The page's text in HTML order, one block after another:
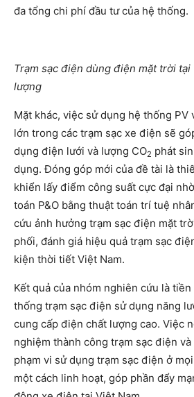
đa tổng chi phí đầu tư của hệ thống.
Trạm sạc điện dùng điện mặt trời tại
lượng
Mặt khác, việc sử dụng hệ thống PV
lớn trong các trạm sạc xe điện sẽ
dụng điện lưới và lượng CO2 phát
dụng. Đóng góp mới của đề tài là
khiển lấy điểm công suất cực đại
toán P&O bằng thuật toán trí tuệ
cứu ảnh hưởng trạm sạc điện mặt
phối, đánh giá hiệu quả trạm sạc
kiện thời tiết Việt Nam.
Kết quả của nhóm nghiên cứu là
thống trạm sạc điện sử dụng năng
cung cấp điện chất lượng cao. Việc
nghiệm thành công trạm sạc điện
phạm vi sử dụng trạm sạc điện ở
một cách linh hoạt, góp phần đẩy